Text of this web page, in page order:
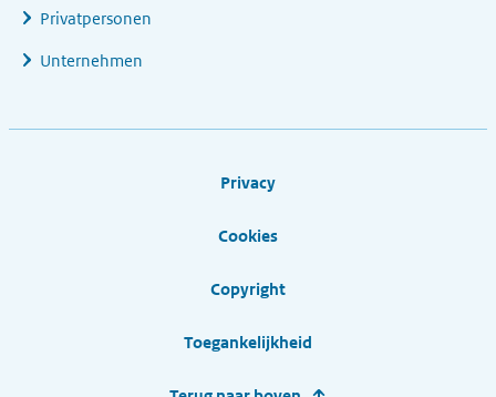
Privatpersonen
Unternehmen
Privacy
Cookies
Copyright
Toegankelijkheid